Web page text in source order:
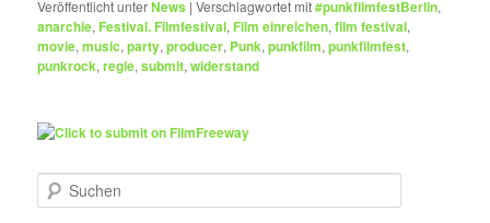
Veröffentlicht unterNews |Verschlagwortet mit#punkfilmfestBerlin,
anarchie, Festival. Filmfestival, Film einreichen,film festival,
movie,music,party,producer, Punk,punkfilm,punkfilmfest,
punkrock,regie,submit,widerstand
u